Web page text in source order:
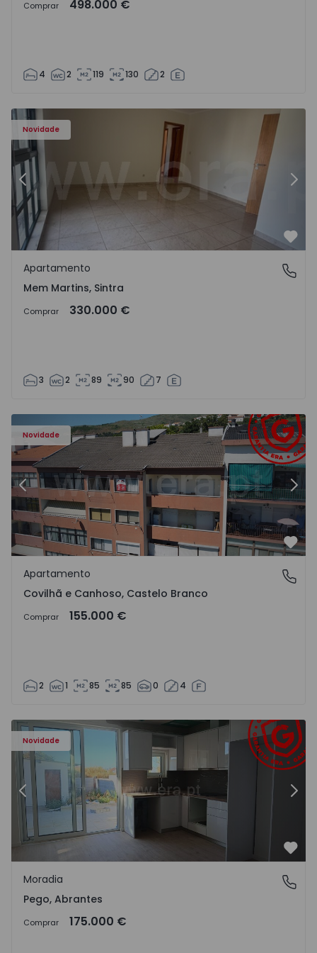
Comprar 498.000 €
4 2 119 130 2
Novidade
- 15
Apartamento T3 Sintra, Algueirão-Mem Martins -
Anterior
Mem Martins, Sintra
Apartamento
Mem Martins, Sintra
Comprar 330.000 €
3 2 89 90 7
Novidade
- 18
Apartamento T2 Covilhã, Covilhã e Canhoso - 1497806 -
Anterior
Covilhã e Canhoso, Castelo Branco
Apartamento
Covilhã e Canhoso, Castelo Branco
Comprar 155.000 €
2 1 85 85 0 4
Novidade
Moradia T2 Abrantes, Pego - 1575171 - 9
Anterior
Pego, Abrantes
Moradia
Pego, Abrantes
Comprar 175.000 €